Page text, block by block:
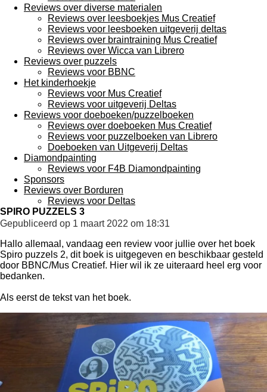
Reviews over diverse materialen
Reviews over leesboekjes Mus Creatief
Reviews voor leesboeken uitgeverij deltas
Reviews over braintraining Mus Creatief
Reviews over Wicca van Librero
Reviews over puzzels
Reviews voor BBNC
Het kinderhoekje
Reviews voor Mus Creatief
Reviews voor uitgeverij Deltas
Reviews voor doeboeken/puzzelboeken
Reviews over doeboeken Mus Creatief
Reviews voor puzzelboeken van Librero
Doeboeken van Uitgeverij Deltas
Diamondpainting
Reviews voor F4B Diamondpainting
Sponsors
Reviews over Borduren
Reviews voor Deltas
SPIRO PUZZELS 3
Gepubliceerd op 1 maart 2022 om 18:31
Hallo allemaal, vandaag een review voor jullie over het boek
Spiro puzzels 2, dit boek is uitgegeven en beschikbaar gesteld
door BBNC/Mus Creatief. Hier wil ik ze uiteraard heel erg voor
bedanken.
Als eerst de tekst van het boek.